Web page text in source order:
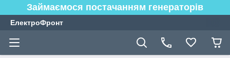
Займаємося постачанням генераторів
ЕлектроФронт